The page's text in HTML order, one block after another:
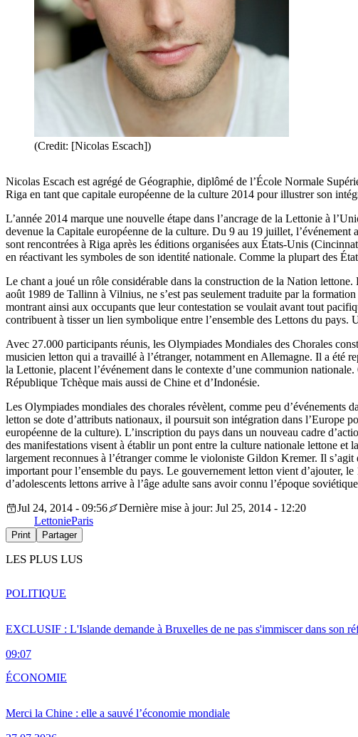
(Credit: [Nicolas Escach])
Nicolas Escach est agrégé de Géographie, diplômé de l’École Normale
Riga en tant que capitale européenne de la culture 2014 pour illustrer son
L’année 2014 marque une nouvelle étape dans l’ancrage de la Lettonie à
devenue la Capitale européenne de la culture. Du 9 au 19 juillet,
sont rencontrées à Riga après les éditions organisées aux États-Unis
en réactivant les symboles de son identité nationale. Comme la plupart des
Le chant a joué un rôle considérable dans la construction de la Nation
août 1989 de Tallinn à Vilnius, ne s’est pas seulement traduite par la
montrant ainsi aux occupants que leur contestation se voulait avant tout
contribuent à tisser un lien symbolique entre l’ensemble des Lettons du
Avec 27.000 participants réunis, les Olympiades Mondiales des Chorales
musicien letton qui a travaillé à l’étranger, notamment en Allemagne. Il a été
la Lettonie, placent l’événement dans le contexte d’une communion
République Tchèque mais aussi de Chine et d’Indonésie.
Les Olympiades mondiales des chorales révèlent, comme peu d’événements
letton se dote d’attributs nationaux, il poursuit son intégration dans l’Europe
européenne de la culture). L’inscription du pays dans un nouveau cadre
des manifestations visent à établir un pont entre la culture nationale lettone
largement reconnues à l’étranger comme le violoniste Gildon Kremer. Il
important pour l’ensemble du pays. Le gouvernement letton vient d’ajouter,
d’adolescents lettons arrive à l’âge adulte sans avoir connu l’époque
Jul 24, 2014 - 09:56
Dernière mise à jour: Jul 25, 2014 - 12:20
LettonieParis
Print Partager
LES PLUS LUS
EXCLUSIF : L'Islande demande à Bruxelles de ne pas s'immiscer dans son
09:07
POLITIQUE
Merci la Chine : elle a sauvé l’économie mondiale
ÉCONOMIE